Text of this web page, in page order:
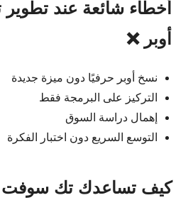
أخطاء شائعة عند
أوبر ❌
نسخ أوبر حرفيًا دون ميزة جديدة
التركيز على البرمجة فقط
إهمال دراسة السوق
التوسع السريع دون اختبار الفكرة
كيف تساعدك تك سوفت